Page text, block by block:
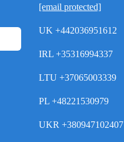
[email protected]
UK +442036951612
IRL +35316994337
LTU +37065003339
PL +48221530979
UKR +380947102407